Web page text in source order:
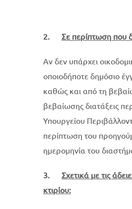
2. Σε περίπτωση που
Αν δεν υπάρχει
οποιοδήποτε δημόσιο
καθώς και από τη
βεβαίωσης διατάξεις
Υπουργείου
περίπτωση του
ημερομηνία του
3. Σχετικά με τις
κτιρίου: